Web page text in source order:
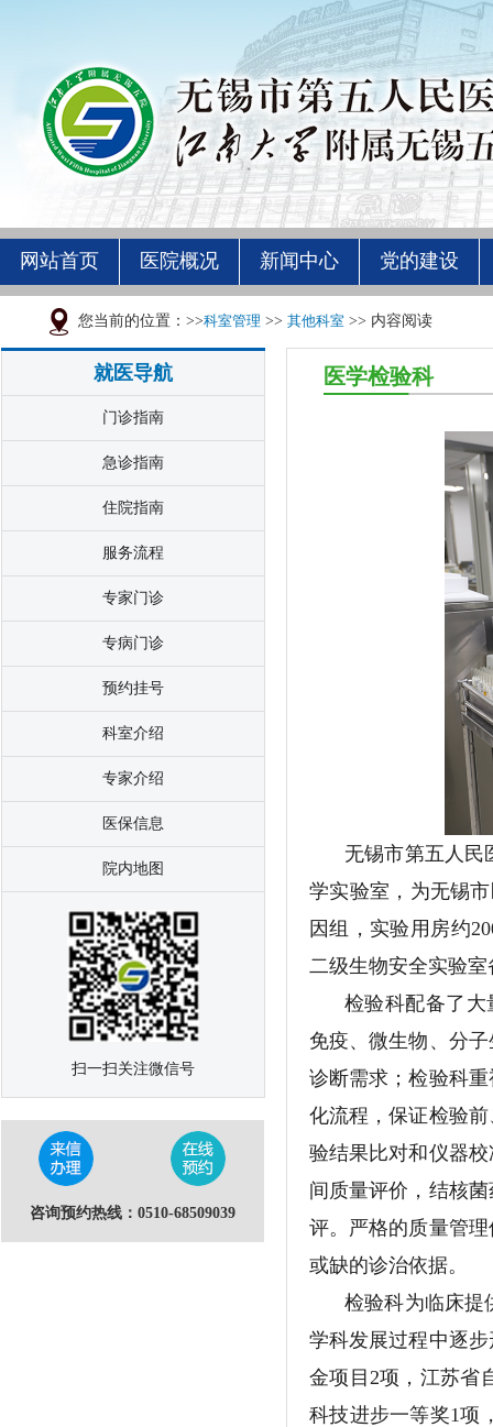
网站首页 医院概况 新闻中心 党的建设
您当前的位置：>>科室管理 >> 其他科室 >> 内容阅读
就医导航
门诊指南
急诊指南
住院指南
服务流程
专家门诊
专病门诊
预约挂号
科室介绍
专家介绍
医保信息
院内地图
扫一扫关注微信号
咨询预约热线：0510-68509039
医学检验科
无锡市第五人民
学实验室，为无锡
因组，实验用房约
二级生物安全实验
检验科配备了大
免疫、微生物、分
诊断需求；检验科
化流程，保证检验
验结果比对和仪器
间质量评价，结核
评。严格的质量管
或缺的诊治依据。
检验科为临床提
学科发展过程中逐
金项目2项，江苏省
科技进步一等奖1项